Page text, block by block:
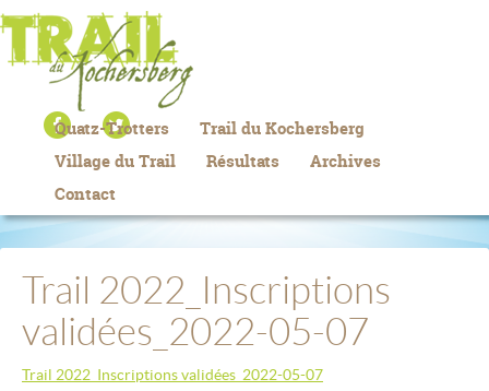
Quatz-Trotters
Trail du Kochersberg
Village du Trail
Résultats
Archives
Contact
Trail 2022_Inscriptions
validées_2022-05-07
Trail 2022_Inscriptions validées_2022-05-07